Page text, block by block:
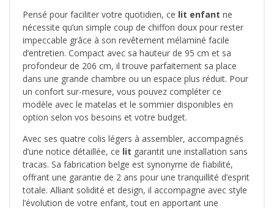
Pensé pour faciliter votre quotidien, ce lit enfant ne
nécessite qu’un simple coup de chiffon doux pour rester
impeccable grâce à son revêtement mélaminé facile
d’entretien. Compact avec sa hauteur de 95 cm et sa
profondeur de 206 cm, il trouve parfaitement sa place
dans une grande chambre ou un espace plus réduit. Pour
un confort sur-mesure, vous pouvez compléter ce
modèle avec le matelas et le sommier disponibles en
option selon vos besoins et votre budget.
Avec ses quatre colis légers à assembler, accompagnés
d’une notice détaillée, ce lit garantit une installation sans
tracas. Sa fabrication belge est synonyme de fiabilité,
offrant une garantie de 2 ans pour une tranquillité d’esprit
totale. Alliant solidité et design, il accompagne avec style
l’évolution de votre enfant, tout en apportant une